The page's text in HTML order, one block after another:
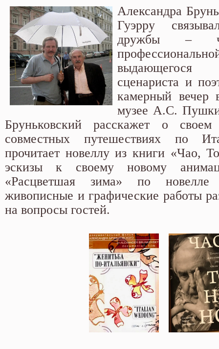
Александра
Гуэрру
дружбы –
выдающегося
сценариста и
камерный вечер
музее А.С.
Бруньковский расскажет о
совместных путешествиях по
прочитает новеллу из книги «Чао,
эскизы к своему новому
«Расцветшая зима» по
живописные и графические работы
на вопросы гостей.